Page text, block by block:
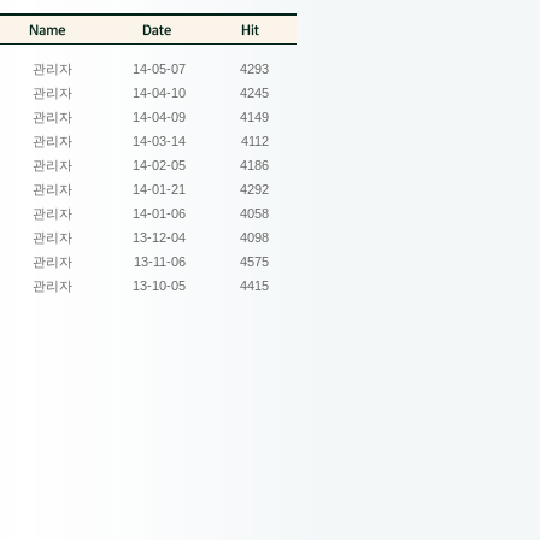
관리자 14-05-07
4293
관리자
14-04-10
4245
관리자
14-04-09
4149
관리자
14-03-14
4112
관리자
14-02-05
4186
관리자
14-01-21
4292
관리자
14-01-06
4058
관리자
13-12-04
4098
관리자
13-11-06
4575
관리자
13-10-05 4415